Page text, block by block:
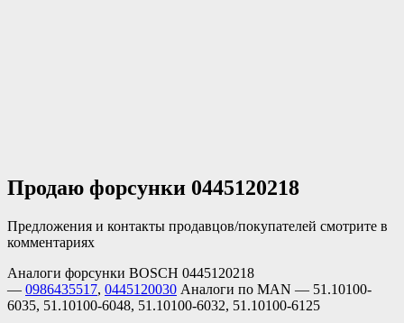
Продаю форсунки 0445120218
Предложения и контакты продавцов/покупателей смотрите в
комментариях
Аналоги форсунки BOSCH 0445120218
— 0986435517, 0445120030 Аналоги по MAN — 51.10100-
6035, 51.10100-6048, 51.10100-6032, 51.10100-6125